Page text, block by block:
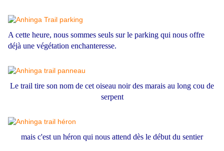
A cette heure, nous sommes seuls sur le parking qui nous offre
déjà une végétation enchanteresse.
Le trail tire son nom de cet oiseau noir des marais au long cou de
serpent
mais c'est un héron qui nous attend dès le début du sentier